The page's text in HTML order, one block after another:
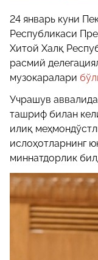
24 январь куни
Республикаси
Хитой Халқ
расмий
музокаралари
Учрашув
ташриф билан
илиқ
ислоҳотларнинг
миннатдорлик